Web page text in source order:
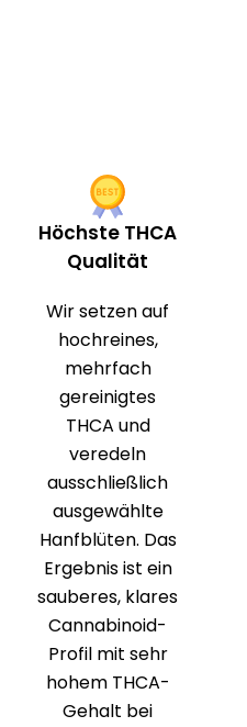
Höchste THCA
Qualität
Wir setzen auf
hochreines,
mehrfach
gereinigtes
THCA und
veredeln
ausschließlich
ausgewählte
Hanfblüten. Das
Ergebnis ist ein
sauberes, klares
Cannabinoid-
Profil mit sehr
hohem THCA-
Gehalt bei